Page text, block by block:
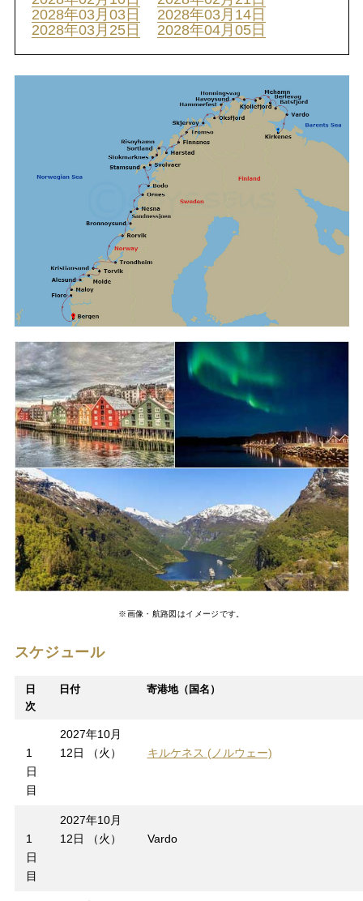
2028年03月03日
2028年03月14日
2028年03月25日
2028年04月05日
※画像・航路図はイメージです。
スケジュール
日
次
日付 寄港地（国名）
1
日
目
2027年10月
12日 （火）
キルケネス (ノルウェー)
1
日
目
2027年10月
12日 （火）
Vardo